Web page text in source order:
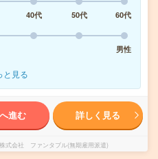
40代 50代
60代
男性
と見る
進む 詳しく見る
式会社 ファンタブル(無期雇用派遣)